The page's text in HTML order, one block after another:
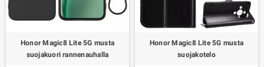
Honor Magic8 Lite 5G musta
suojakuori rannenauhalla
Honor Magic8 Lite 5G musta
suojakotelo